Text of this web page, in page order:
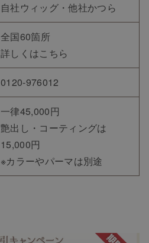
自社ウィッグ・他社かつら
全国60箇所
詳しくはこちら
0120-976012
一律45,000円
艶出し・コーティングは
15,000円
※カラーやパーマは別途